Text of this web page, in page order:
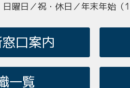
日曜日／祝・休日／年末年始
口案内
一覧